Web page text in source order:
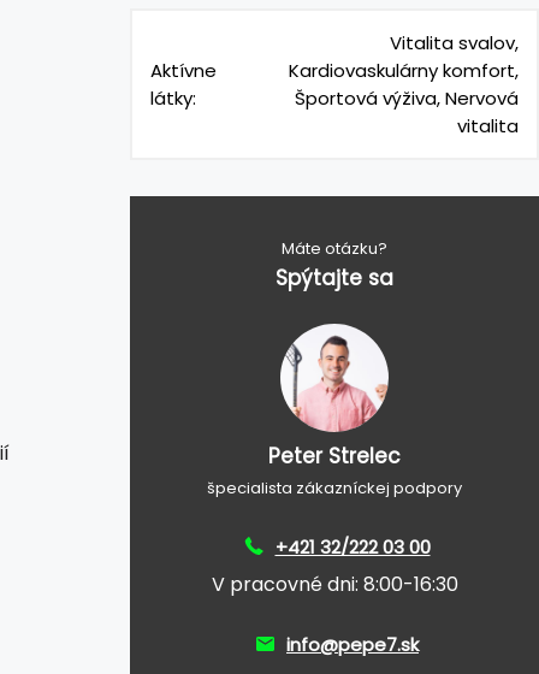
Aktívne
látky:
Vitalita svalov,
Kardiovaskulárny komfort,
Športová výživa, Nervová
vitalita
Máte otázku?
Spýtajte sa
Peter Strelec
špecialista zákazníckej podpory
+421 32/222 03 00
V pracovné dni: 8:00-16:30
info@pepe7.sk